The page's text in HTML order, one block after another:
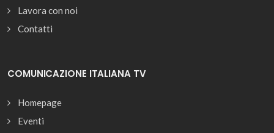
Lavora con noi
Contatti
COMUNICAZIONE ITALIANA TV
Homepage
Eventi